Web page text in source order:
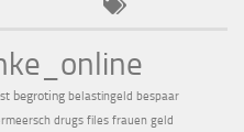
begroting belastingeld bespaar
drugs files frauen geld